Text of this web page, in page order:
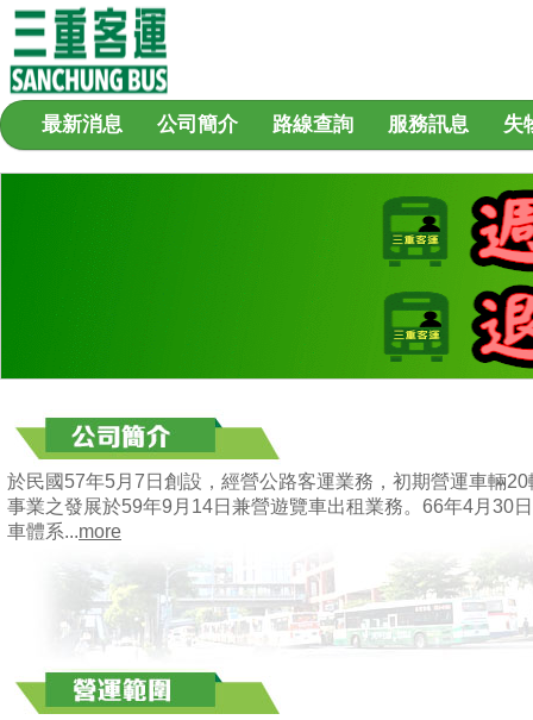
最新消息 公司簡介 路線查詢 服務訊息 失
於民國57年5月7日創設，經營公路客運業務，初期營運車輛
事業之發展於59年9月14日兼營遊覽車出租業務。66年4月30
車體系...more